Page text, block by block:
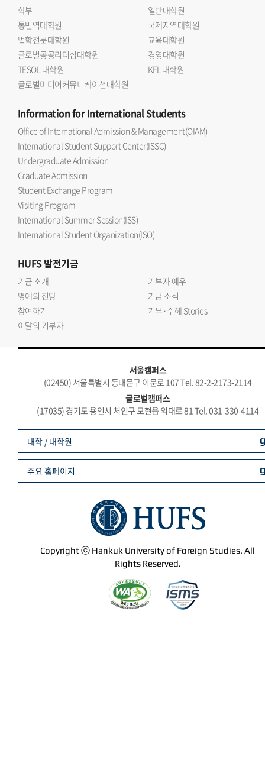
학부
일반대학원
통번역대학원
국제지역대학원
법학전문대학원
교육대학원
글로벌공공리더십대학원
경영대학원
TESOL 대학원
KFL 대학원
글로벌미디어커뮤니케이션대학원
Informationfor International Students
Office of International Admission & Management(OIAM)
International Student Support Center(ISSC)
Undergraduate Admission
Graduate Admission
Student Exchange Program
Visiting Program
International Summer Session(ISS)
International Student Organization(ISO)
HUFS발전기금
기금 소개
기부자 예우
명예의 전당
기금 소식
참여하기
기부·수혜 Stories
이달의 기부자
서울캠퍼스
(02450) 서울특별시 동대문구 이문로 107 Tel. 82-2-2173-2114
글로벌캠퍼스
(17035) 경기도 용인시 처인구 모현읍 외대로 81 Tel. 031-330-4114
Copyright ⓒ Hankuk University of Foreign Studies. All
Rights Reserved.
대학 / 대학원
주요 홈페이지